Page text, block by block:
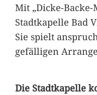
Mit „Dicke-
Stadtkapelle Bad
Sie spielt
gefälligen
Die Stadtkapelle